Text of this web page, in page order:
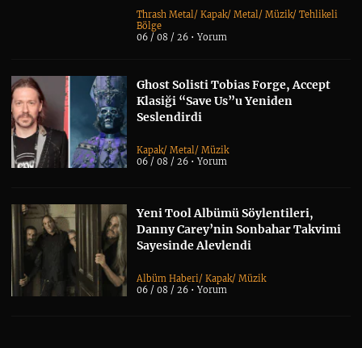
Thrash Metal /Kapak/Metal /Müzik/Tehlikeli
Bölge
06 / 08 / 26 •Yorum
Ghost Solisti Tobias Forge, Accept
Klasiği “Save Us”u Yeniden
Seslendirdi
Kapak/Metal /Müzik
06 / 08 / 26 •Yorum
Yeni Tool Albümü Söylentileri,
Danny Carey’nin Sonbahar Takvimi
Sayesinde Alevlendi
Albüm Haberi/Kapak/Müzik
06 / 08 / 26 •Yorum